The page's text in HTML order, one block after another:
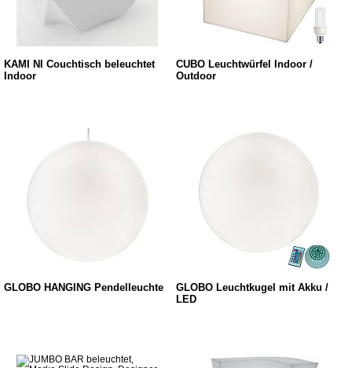
KAMI NI Couchtisch beleuchtet
Indoor
CUBO Leuchtwürfel Indoor /
Outdoor
GLOBO HANGING Pendelleuchte
GLOBO Leuchtkugel mit Akku /
LED